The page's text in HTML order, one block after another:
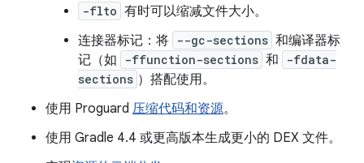
-flto 有时可以缩减文件大小。
连接器标记：将 --gc-sections 和编译器标
记（如
-ffunction-sections 和
-fdata-
sections ）搭配使用。
使用 Proguard 压缩代码和资源。
使用 Gradle 4.4 或更高版本生成更小的 DEX 文件。